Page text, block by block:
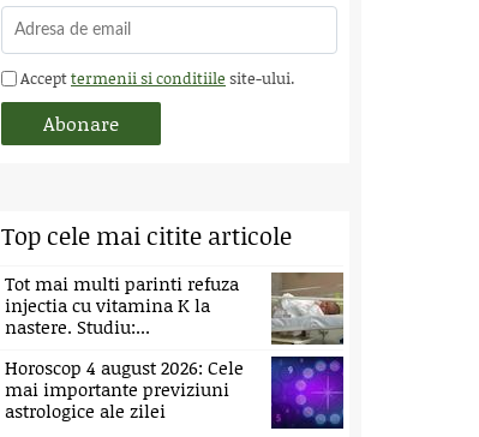
Accepttermenii si conditiile site-ului.
Top cele mai citite articole
Tot mai multi parinti refuza
injectia cu vitamina K la
nastere. Studiu:...
Horoscop 4 august 2026: Cele
mai importante previziuni
astrologice ale zilei